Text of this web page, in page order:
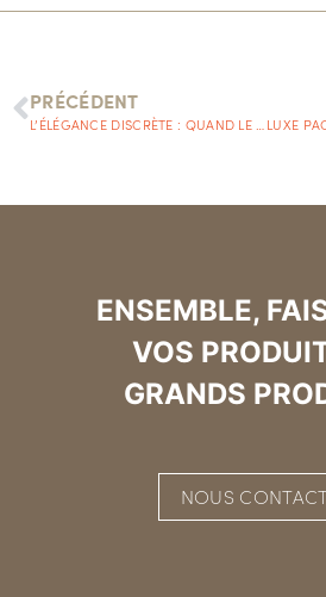
PRÉCÉDENT
L’ÉLÉGANCE DISCRÈTE : QUAND LE PACKAGING ADOPTE LES CODES DU “QUIET LUXURY”
ENSEMBLE,
VOS
GRANDS
NOUS